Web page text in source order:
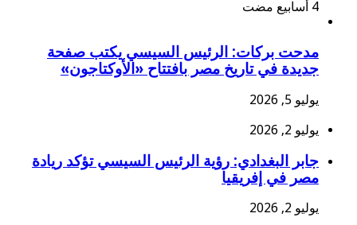
مدحت بركات: الرئيس السيسي يكتب صفحة
جديدة في تاريخ مصر بافتتاح «الأوكتاجون»
يوليو 5, 2026
يوليو 2, 2026
جابر البغدادي: رؤية الرئيس السيسي تؤكد ريادة
مصر في إفريقيا
يوليو 2, 2026